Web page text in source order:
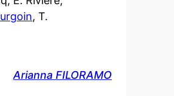
, T.
Arianna FILORAMO